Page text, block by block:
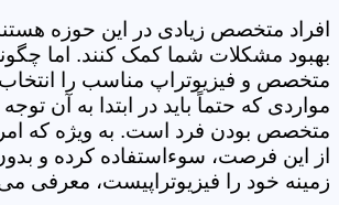
افراد متخصص زیادی در این حوزه
بهبود مشکلات شما کمک کنند. اما
متخصص و فیزیوتراپ مناسب را انتخاب
مواردی که حتماً باید در ابتدا به آن
متخصص بودن فرد است. به ویژه که
از این فرصت، سوءاستفاده کرده و
زمینه خود را فیزیوتراپیست، معرفی